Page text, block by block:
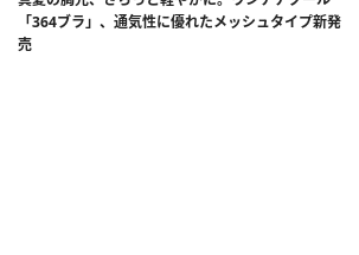
「364ブラ」、通気性に優れたメッシュタイプ新発
売